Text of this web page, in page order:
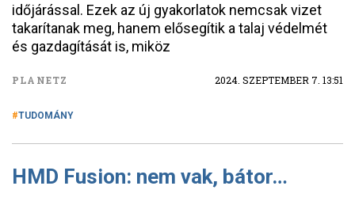
időjárással. Ezek az új gyakorlatok nemcsak vizet
takarítanak meg, hanem elősegítik a talaj védelmét
és gazdagítását is, miköz
PLANETZ 2024. SZEPTEMBER 7. 13:51
TUDOMÁNY
HMD Fusion: nem vak, bátor…